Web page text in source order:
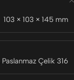
103 × 103 × 145 mm
Paslanmaz Çelik 316